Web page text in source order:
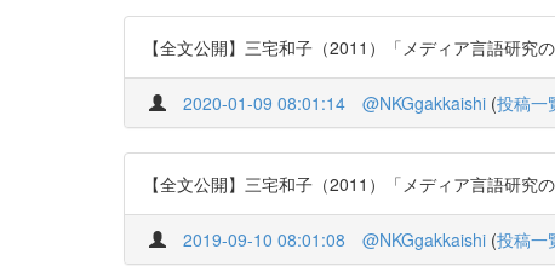
【全文公開】三宅和子（2011）「メディア言語研
2020-01-09 08:01:14 @NKGgakkaishi (投稿一
【全文公開】三宅和子（2011）「メディア言語研
2019-09-10 08:01:08 @NKGgakkaishi (投稿一